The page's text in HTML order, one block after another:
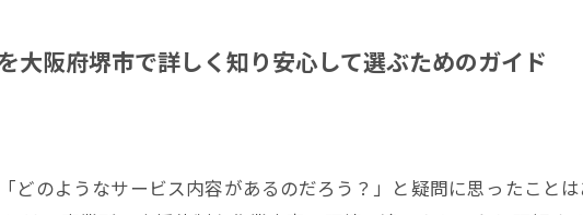
大阪府堺市で詳しく知り安心して選ぶためのガイド
どのようなサービス内容があるのだろう？」と疑問に思ったこと